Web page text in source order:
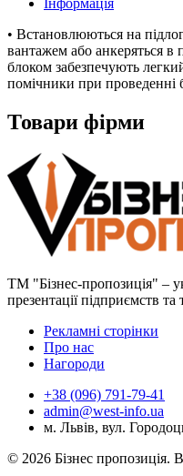
Інформація
• Встановлюються на
вантажем або анкеряться в
блоком забезпечують
помічники при проведенні
Товари фірми
ТМ "Бізнес-пропозиція" –
презентації підприємств та
Рекламні сторінки
Про нас
Нагороди
+38 (096) 791-79-41
admin@west-info.ua
м. Львів, вул.
© 2026 Бізнес пропозиція.